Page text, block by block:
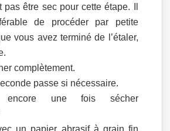
pas être sec pour cette étape. Il
de procéder par petite
vous avez terminé de l’étaler,
complètement.
passe si nécessaire.
encore une fois sécher
un papier abrasif à grain fin